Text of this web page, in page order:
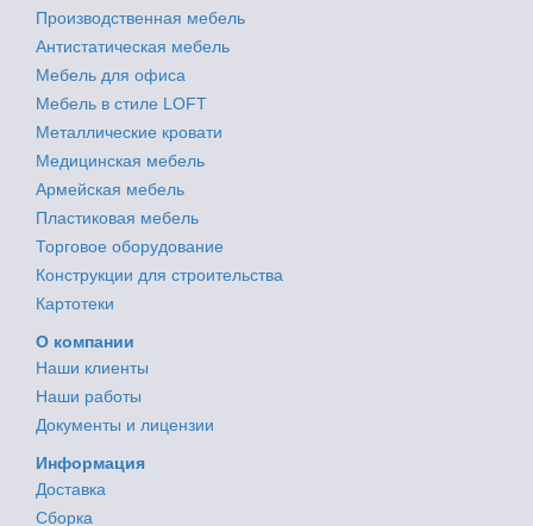
Производственная мебель
Антистатическая мебель
Мебель для офиса
Мебель в стиле LOFT
Металлические кровати
Медицинская мебель
Армейская мебель
Пластиковая мебель
Торговое оборудование
Конструкции для строительства
Картотеки
О компании
Наши клиенты
Наши работы
Документы и лицензии
Информация
Доставка
Сборка